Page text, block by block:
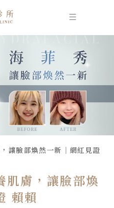
讓臉部煥然一新｜網紅見證
肌膚，讓臉部煥
賴賴